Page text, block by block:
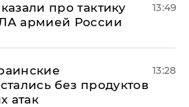
про тактику
армией России
13:49
без продуктов
атак
13:28